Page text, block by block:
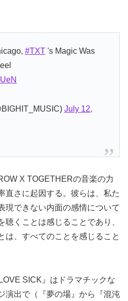
#TXT's Magic Was
July 12,
X TOGETHERの音楽の力
直さに起因する。彼らは、私た
現できない内面の感情について
くことは感じることであり、
は、すべてのことを感じること
SICK』はドラマチックな
演出で（『夢の場』から『混沌